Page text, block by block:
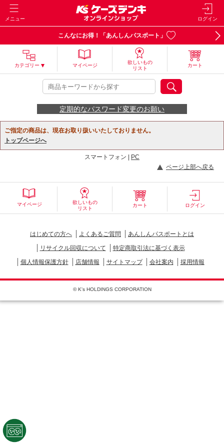
メニュー ログイン
こんなにお得！「あんしんパスポート」
カテゴリー マイページ
欲しいもの
リスト
カート
定期的なパスワード変更のお願い
ご指定の商品は、現在お取り扱いいたしておりません。
トップページへ
スマートフォン |
PC
ページ上部へ戻る
マイページ
欲しいもの
リスト
カート ログイン
はじめての方へ よくあるご質問
あんしんパスポートとは
リサイクル回収について
特定商取引法に基づく表示
個人情報保護方針
店舗情報 サイトマップ 会社案内 採用情報
© K's HOLDINGS CORPORATION